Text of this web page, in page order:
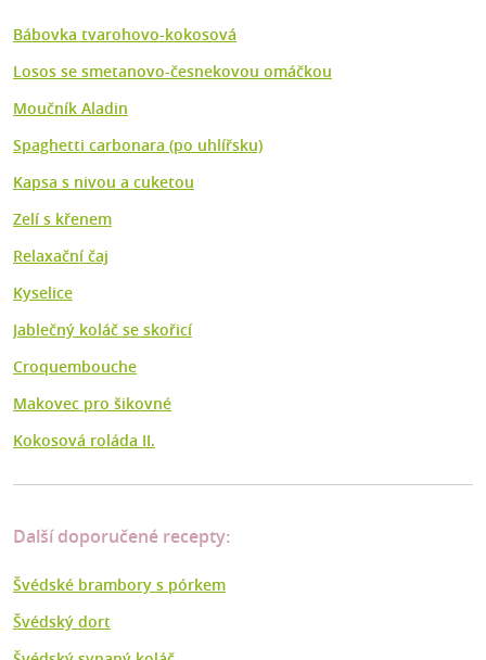
Bábovka tvarohovo-kokosová
Losos se smetanovo-česnekovou omáčkou
Moučník Aladin
Spaghetti carbonara (po uhlířsku)
Kapsa s nivou a cuketou
Zelí s křenem
Relaxační čaj
Kyselice
Jablečný koláč se skořicí
Croquembouche
Makovec pro šikovné
Kokosová roláda II.
Další doporučené recepty:
Švédské brambory s pórkem
Švédský dort